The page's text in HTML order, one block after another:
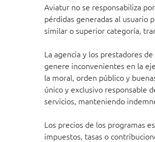
Aviatur no se responsabiliza
pérdidas generadas al usuario
similar o superior categoría,
La agencia y los prestadores
genere inconvenientes en la
la moral, orden público y
único y exclusivo responsable
servicios, manteniendo
Los precios de los programas
impuestos, tasas o